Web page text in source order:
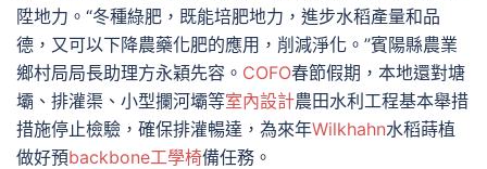
陞地力。“冬種綠肥，既能培肥地力，進步水稻產量和品
德，又可以下降農藥化肥的應用，削減淨化。”賓陽縣農業
鄉村局局長助理方永穎先容。 COFO春節假期，本地還對塘
壩、排灌渠、小型攔河壩等室內設計農田水利工程基本舉措
措施停止檢驗，確保排灌暢達，為來年Wilkhahn水稻蒔植
做好預backbone工學椅備任務。